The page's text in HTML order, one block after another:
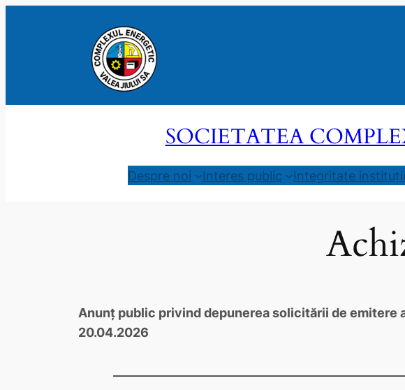
SOCIETATEA
Despre noi Interes public Integritate
Anunț public privind depunerea solicitării de emitere
20.04.2026